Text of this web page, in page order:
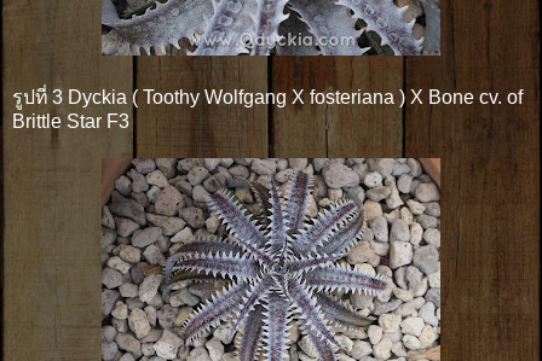
รูปที่ 3 Dyckia ( Toothy Wolfgang X fosteriana ) X Bone cv. of
Brittle Star F3